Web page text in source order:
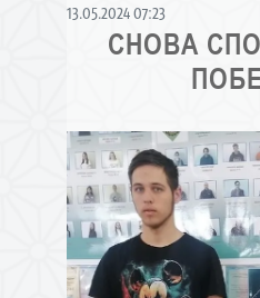
13.05.2024 07:23
СНОВА